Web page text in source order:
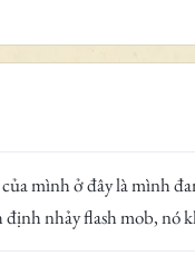
mình ở đây là mình
nhảy flash mob, nó